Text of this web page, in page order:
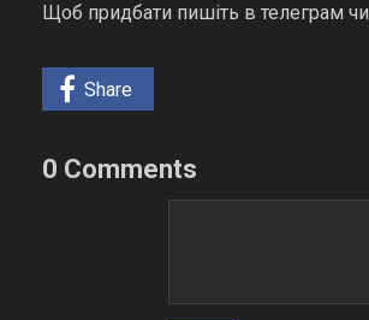
Щоб придбати пишіть в телеграм
Share
0 Comments